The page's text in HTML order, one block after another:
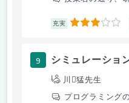
充実 3
9 シミュレーショ
川猛先生
プログラミング